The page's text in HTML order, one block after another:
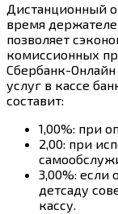
Дистанционный
время
позволяет
комиссионных
Сбербанк-
услуг в кассе
составит:
1,00%: при
2,00: при
3,00%: если
детсаду
кассу.